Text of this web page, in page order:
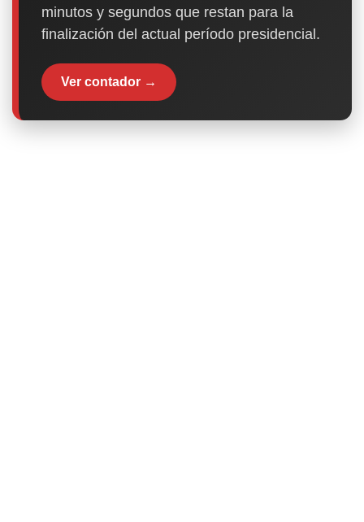
minutos y segundos que restan para la
finalización del actual período presidencial.
Ver contador →